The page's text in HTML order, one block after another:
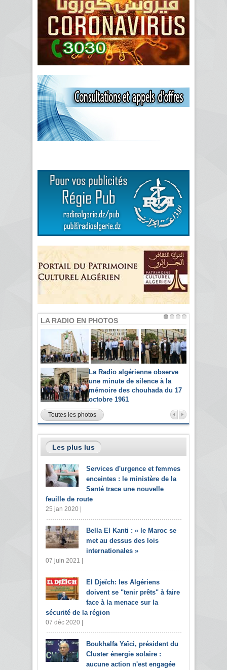
LA RADIO EN PHOTOS
La Radio algérienne observe
une minute de silence à la
mémoire des chouhada du 17
octobre 1961
Toutes les photos
Les plus lus
Services d'urgence et femmes
enceintes : le ministère de la
Santé trace une nouvelle
feuille de route
25 jan 2020 |
Bella El Kanti : « le Maroc se
met au dessus des lois
internationales »
07 juin 2021 |
El Djeïch: les Algériens
doivent se "tenir prêts" à faire
face à la menace sur la
sécurité de la région
07 déc 2020 |
Boukhalfa Yaïci, président du
Cluster énergie solaire :
aucune action n'est engagée